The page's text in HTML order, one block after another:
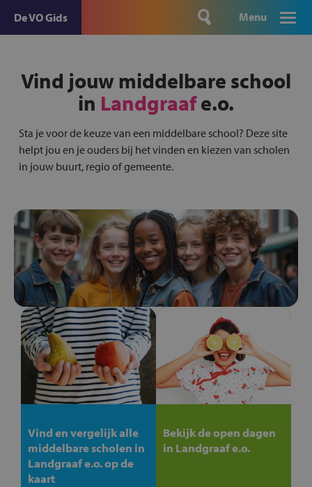
De VO Gids Menu
Vind jouw middelbare school
in Landgraafe.o.
Sta je voor de keuze van een middelbare school? Deze site
helpt jou en je ouders bij het vinden en kiezen van scholen
in jouw buurt, regio of gemeente.
Vind en vergelijk alle
middelbare scholen in
Landgraaf e.o. op de
kaart
Bekijk de open dagen
in Landgraaf e.o.